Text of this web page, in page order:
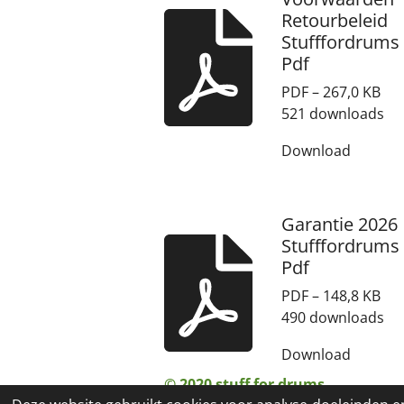
Retourbeleid
Stufffordrums
Pdf
PDF – 267,0 KB
521 downloads
Download
Garantie 2026
Stufffordrums
Pdf
PDF – 148,8 KB
490 downloads
Download
© 2020 stuff for drums